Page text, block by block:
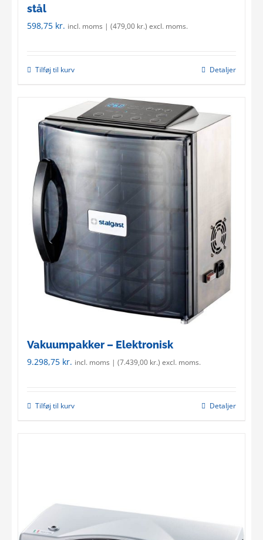
stål
598,75 kr. incl. moms | (479,00 kr.) excl. moms.
Tilføj til kurv Detaljer
Vakuumpakker – Elektronisk
9.298,75 kr. incl. moms | (7.439,00 kr.) excl. moms.
Tilføj til kurv Detaljer